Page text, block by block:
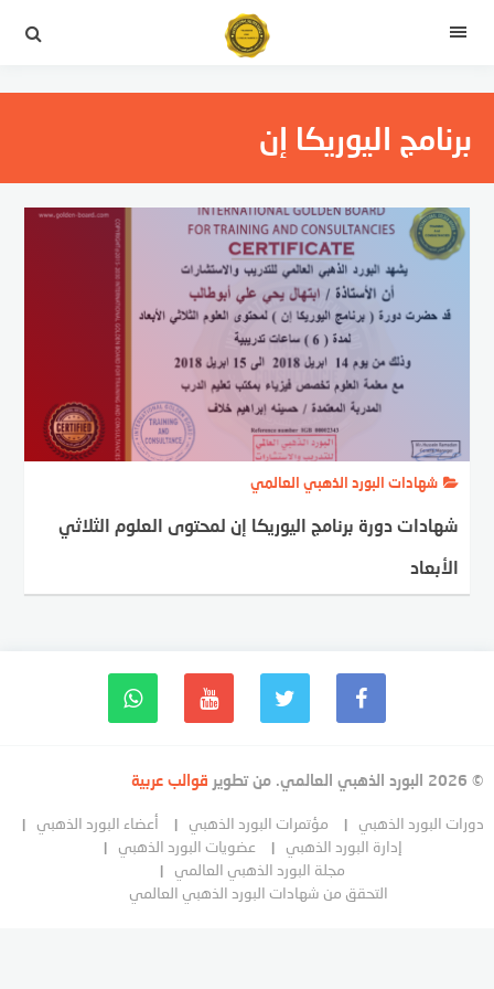
القائمة
برنامج اليوريكا إن
شهادات البورد الذهبي العالمي
شهادات دورة برنامج اليوريكا إن لمحتوى العلوم الثلاثي
الأبعاد
© 2026 البورد الذهبي العالمي. من تطوير قوالب عربية
دورات البورد الذهبي مؤتمرات البورد الذهبي
أعضاء البورد الذهبي
إدارة البورد الذهبي
عضويات البورد الذهبي
مجلة البورد الذهبي العالمي
التحقق من شهادات البورد الذهبي العالمي